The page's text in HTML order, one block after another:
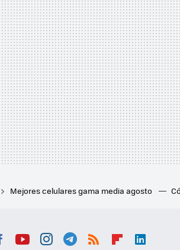
Mejores celulares gama media agosto